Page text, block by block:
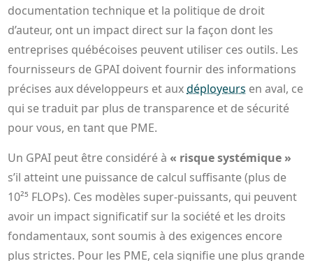
documentation technique et la politique de droit
d’auteur, ont un impact direct sur la façon dont les
entreprises québécoises peuvent utiliser ces outils. Les
fournisseurs de GPAI doivent fournir des informations
précises aux développeurs et auxdéployeurs en aval, ce
qui se traduit par plus de transparence et de sécurité
pour vous, en tant que PME.
Un GPAI peut être considéré à« risque systémique »
s’il atteint une puissance de calcul suffisante (plus de
10²⁵ FLOPs). Ces modèles super-puissants, qui peuvent
avoir un impact significatif sur la société et les droits
fondamentaux, sont soumis à des exigences encore
plus strictes. Pour les PME, cela signifie une plus grande